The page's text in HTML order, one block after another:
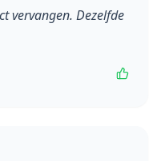
vervangen. Dezelfde